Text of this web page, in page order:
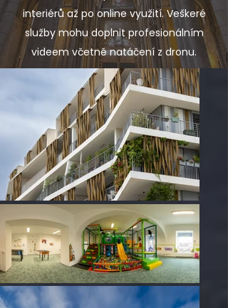
interiérů až po online využití. Veškeré
služby mohu doplnit profesionálním
videem včetně natáčení z dronu.